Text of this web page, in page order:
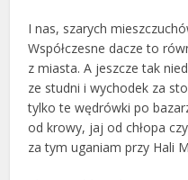
I nas, szarych
Współczesne dacze to
z miasta. A jeszcze tak
ze studni i wychodek za
tylko te wędrówki po
od krowy, jaj od chłopa
za tym uganiam przy Hali